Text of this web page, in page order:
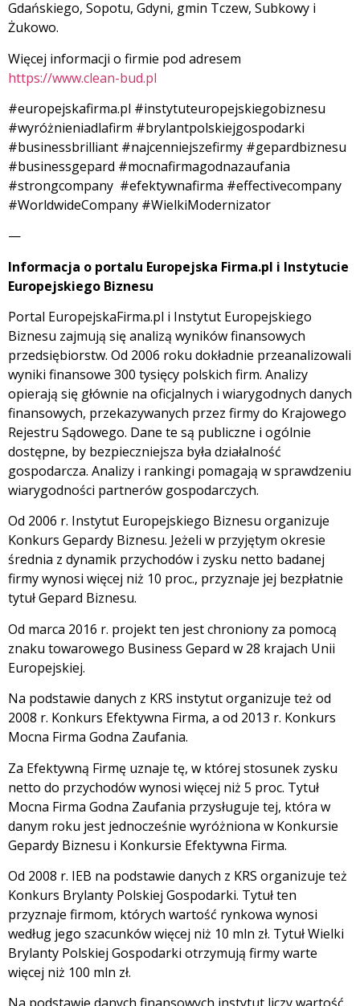
Gdańskiego, Sopotu, Gdyni, gmin Tczew, Subkowy i
Żukowo.
Więcej informacji o firmie pod adresem
https://www.clean-bud.pl
#europejskafirma.pl #instytuteuropejskiegobiznesu
#wyróżnieniadlafirm #brylantpolskiejgospodarki
#businessbrilliant #najcenniejszefirmy #gepardbiznesu
#businessgepard #mocnafirmagodnazaufania
#strongcompany #efektywnafirma #effectivecompany
#WorldwideCompany #WielkiModernizator
—
Informacja o portalu Europejska Firma.pl i Instytucie
Europejskiego Biznesu
Portal EuropejskaFirma.pl i Instytut Europejskiego
Biznesu zajmują się analizą wyników finansowych
przedsiębiorstw. Od 2006 roku dokładnie przeanalizowali
wyniki finansowe 300 tysięcy polskich firm. Analizy
opierają się głównie na oficjalnych i wiarygodnych danych
finansowych, przekazywanych przez firmy do Krajowego
Rejestru Sądowego. Dane te są publiczne i ogólnie
dostępne, by bezpieczniejsza była działalność
gospodarcza. Analizy i rankingi pomagają w sprawdzeniu
wiarygodności partnerów gospodarczych.
Od 2006 r. Instytut Europejskiego Biznesu organizuje
Konkurs Gepardy Biznesu. Jeżeli w przyjętym okresie
średnia z dynamik przychodów i zysku netto badanej
firmy wynosi więcej niż 10 proc., przyznaje jej bezpłatnie
tytuł Gepard Biznesu.
Od marca 2016 r. projekt ten jest chroniony za pomocą
znaku towarowego Business Gepard w 28 krajach Unii
Europejskiej.
Na podstawie danych z KRS instytut organizuje też od
2008 r. Konkurs Efektywna Firma, a od 2013 r. Konkurs
Mocna Firma Godna Zaufania.
Za Efektywną Firmę uznaje tę, w której stosunek zysku
netto do przychodów wynosi więcej niż 5 proc. Tytuł
Mocna Firma Godna Zaufania przysługuje tej, która w
danym roku jest jednocześnie wyróżniona w Konkursie
Gepardy Biznesu i Konkursie Efektywna Firma.
Od 2008 r. IEB na podstawie danych z KRS organizuje też
Konkurs Brylanty Polskiej Gospodarki. Tytuł ten
przyznaje firmom, których wartość rynkowa wynosi
według jego szacunków więcej niż 10 mln zł. Tytuł Wielki
Brylanty Polskiej Gospodarki otrzymują firmy warte
więcej niż 100 mln zł.